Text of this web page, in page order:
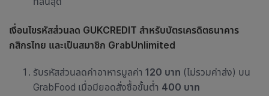
เงื่อนไขรหัสส่วนลด GUKCREDIT สำหรับบัตรเครดิตธนาคาร
กสิกรไทย และเป็นสมาชิก GrabUnlimited
รับรหัสส่วนลดค่าอาหารมูลค่า 120 บาท (ไม่รวมค่าส่ง) บน
GrabFood เมื่อมียอดสั่งซื้อขั้นต่ำ 400 บาท